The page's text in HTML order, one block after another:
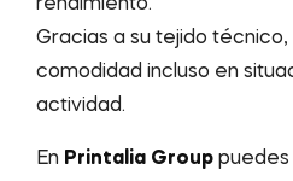
rendimiento.
Gracias a su tejido
comodidad incluso en
actividad.
En Printalia Group puedes